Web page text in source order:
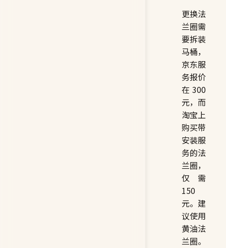
更换法
兰圈需
要拆装
马桶，
京东服
务报价
在 300
元，而
淘宝上
购买带
安装服
务的法
兰圈，
仅需
150
元。建
议使用
黄油法
兰圈。